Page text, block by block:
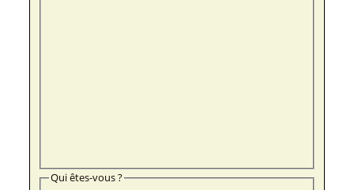
Qui êtes-vous ?